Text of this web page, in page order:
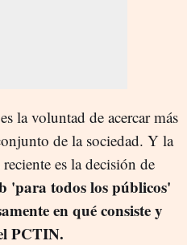
la voluntad de acercar más
de la sociedad. Y la
es la decisión de
'para todos los públicos'
en qué consiste y
PCTIN.